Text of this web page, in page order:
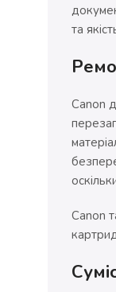
та
Canon
Canon